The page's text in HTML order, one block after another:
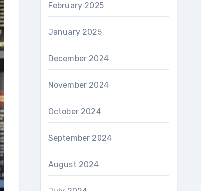
February 2025
January 2025
December 2024
November 2024
October 2024
September 2024
August 2024